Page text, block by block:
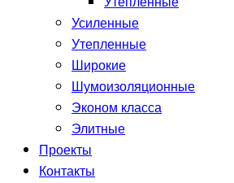
Усиленные
Утепленные
Широкие
Шумоизоляционные
Эконом класса
Элитные
Проекты
Контакты